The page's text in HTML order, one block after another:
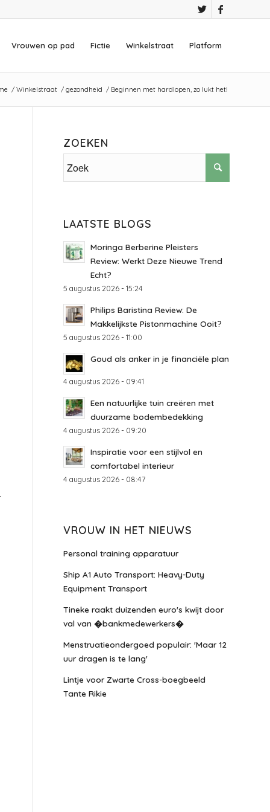
Vrouwen op pad Fictie Winkelstraat Platform
/ Winkelstraat / gezondheid / Beginnen met hardlopen, zo lukt het!
ZOEKEN
LAATSTE BLOGS
Moringa Berberine Pleisters
Review: Werkt Deze Nieuwe Trend
Echt?
5 augustus 2026 - 15:24
Philips Baristina Review: De
Makkelijkste Pistonmachine Ooit?
5 augustus 2026 - 11:00
Goud als anker in je financiële plan
4 augustus 2026 - 09:41
Een natuurlijke tuin creëren met
duurzame bodembedekking
4 augustus 2026 - 09:20
Inspiratie voor een stijlvol en
comfortabel interieur
4 augustus 2026 - 08:47
VROUW IN HET NIEUWS
Personal training apparatuur
Ship A1 Auto Transport: Heavy-Duty
Equipment Transport
Tineke raakt duizenden euro's kwijt door
val van �bankmedewerkers�
Menstruatieondergoed populair: 'Maar 12
uur dragen is te lang'
Lintje voor Zwarte Cross-boegbeeld
Tante Rikie